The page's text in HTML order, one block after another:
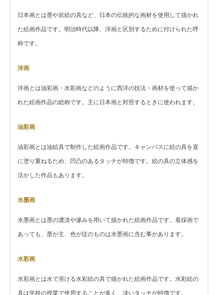
日本画とは墨や岩絵の具など、日本の伝統的な画材を使用して描かれ
た絵画作品です。明治時代以降、洋画と区別するために付けられた呼
称です。
洋画
洋画とは油彩画・水彩画などのように西洋の技法・画材を使って描か
れた絵画作品の総称です。主に日本画と対照するときに使われます。
油彩画
油彩画とは油絵具で制作した絵画作品です。キャンバスに絵の具を直
に塗り重ねるため、凹凸のあるタッチが特徴です。絵の具の立体感を
活かした作品もあります。
水墨画
水墨画とは墨の濃淡や滲みを用いて描かれた絵画作品です。着採画で
あっても、墨が主、色が従のものは水墨画に含む事があります。
水彩画
水彩画とは水で溶ける水彩絵の具で描かれた絵画作品です。水彩絵の
具は学校の授業で使用することが多く、淡いタッチが特徴です。